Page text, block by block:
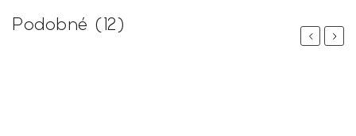
Podobné (12)
PreviousNext